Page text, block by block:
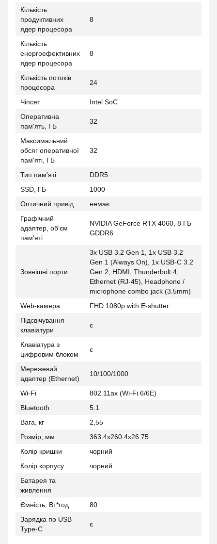
Кількість
продуктивних
ядер процесора
8
Кількість
енергоефективних
ядер процесора
8
Кількість потоків
процесора
24
Чіпсет
Intel SoC
Оперативна
пам'ять, ГБ
32
Максимальний
обсяг оперативної
пам'яті, ГБ
32
Тип пам'яті
DDR5
SSD, ГБ
1000
Оптичний привід
немає
Графічний
адаптер, об'єм
пам'яті
NVIDIA GeForce RTX 4060, 8 ГБ
GDDR6
Зовнішні порти
3x USB 3.2 Gen 1, 1x USB 3.2
Gen 1 (Always On), 1x USB-C 3.2
Gen 2, HDMI, Thunderbolt 4,
Ethernet (RJ-45), Headphone /
microphone combo jack (3.5mm)
Web-камера
FHD 1080p with E-shutter
Підсвічування
клавіатури
є
Клавіатура з
цифровим блоком
є
Мережевий
адаптер (Ethernet)
10/100/1000
Wi-Fi
802.11ax (Wi-Fi 6/6E)
Bluetooth
5.1
Вага, кг
2,55
Розмір, мм
363.4x260.4x26.75
Колір кришки
чорний
Колір корпусу
чорний
Батарея та
живлення
Ємність, Вт*год
80
Зарядка по USB
Type-C
є